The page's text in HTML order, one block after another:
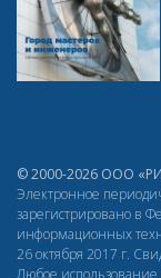
© 2000-2026 ООО
Электронное
зарегистрировано в
информационных
26 октября 2017 г.
Любое использование